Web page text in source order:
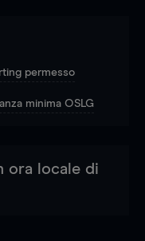
permesso
minima OSLG
ora locale di